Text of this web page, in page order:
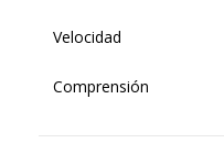
Velocidad
Comprensión